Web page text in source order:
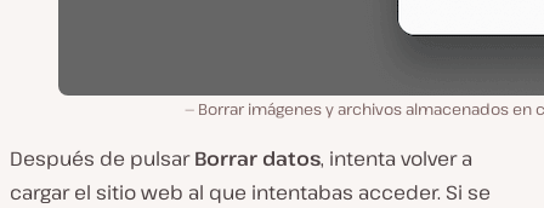
Borrar imágenes y archivos almacenados en
Después de pulsarBorrar datos, intenta volver a
cargar el sitio web al que intentabas acceder. Si se